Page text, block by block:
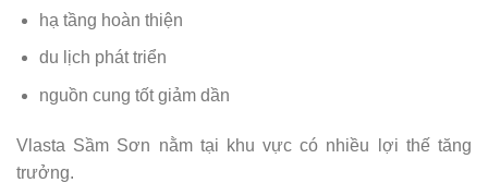
hạ tầng hoàn thiện
du lịch phát triển
nguồn cung tốt giảm dần
Vlasta Sầm Sơn nằm tại khu vực có nhiều lợi thế tăng
trưởng.